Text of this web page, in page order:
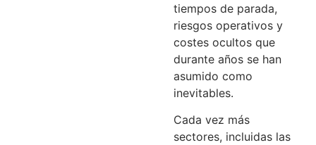
tiempos de parada,
riesgos operativos y
costes ocultos que
durante años se han
asumido como
inevitables.
Cada vez más
sectores, incluidas las